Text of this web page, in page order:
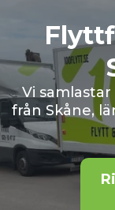
Vi
från Skåne,